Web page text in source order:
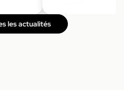
les actualités